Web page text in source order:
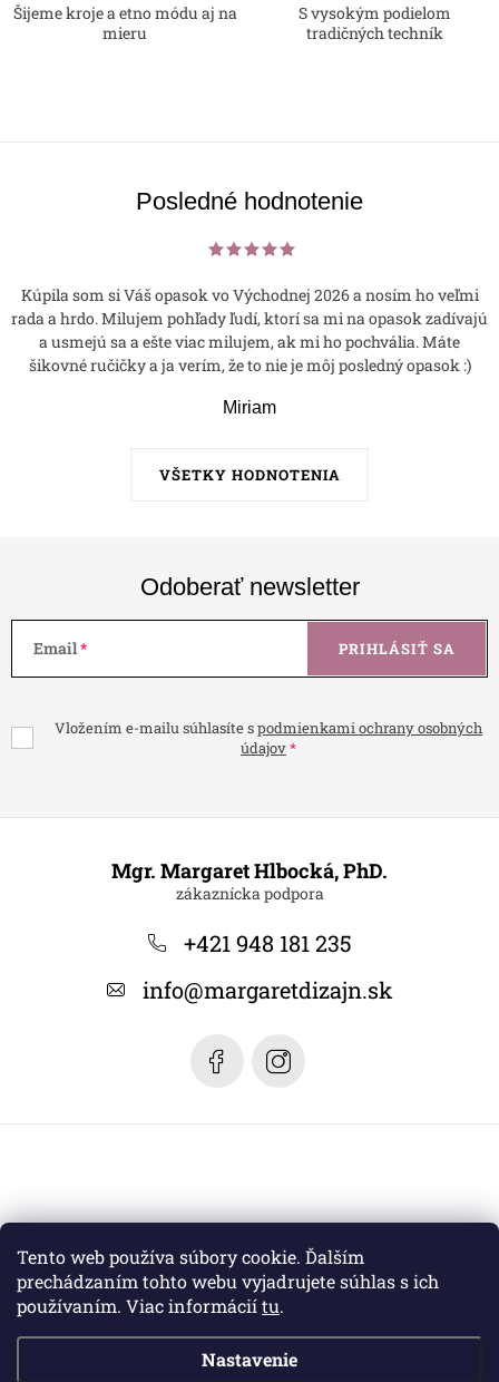
Tento web používa súbory cookie. Ďalším
prechádzaním tohto webu vyjadrujete súhlas s ich
používaním. Viac informáciítu.
Nastavenie
Šijeme kroje a etno módu aj na
mieru
S vysokým podielom
tradičných techník
Posledné hodnotenie
VŠETKY HODNOTENIA
Kúpila som si Váš opasok vo Východnej 2026 a nosím ho veľmi
rada a hrdo. Milujem pohľady ľudí, ktorí sa mi na opasok zadívajú
a usmejú sa a ešte viac milujem, ak mi ho pochvália. Máte
šikovné ručičky a ja verím, že to nie je môj posledný opasok :)
Miriam
Odoberať newsletter
Email
Vložením e-mailu súhlasíte spodmienkami ochrany osobných
údajov
PRIHLÁSIŤ SA
Mgr. Margaret Hlbocká, PhD.
+421 948 181 235
info@margaretdizajn.sk